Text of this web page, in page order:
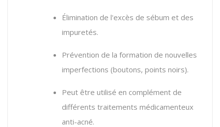
Élimination de l'excès de sébum et des
impuretés.
Prévention de la formation de nouvelles
imperfections (boutons, points noirs).
Peut être utilisé en complément de
différents traitements médicamenteux
anti-acné.